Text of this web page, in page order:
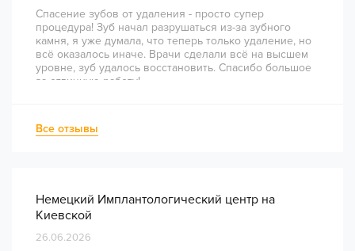
Спасение зубов от удаления - просто супер
процедура! Зуб начал разрушаться из-за зубного
камня, я уже думала, что теперь только удаление, но
всё оказалось иначе. Врачи сделали всё на высшем
уровне, зуб удалось восстановить. Спасибо большое
за отличную работу!
Все отзывы
Немецкий Имплантологический центр на
Киевской
26.06.2026